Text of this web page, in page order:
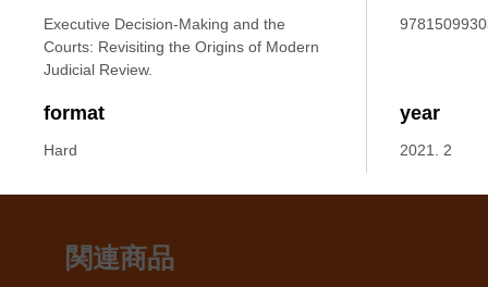
Executive Decision-Making and the
Courts: Revisiting the Origins of Modern
Judicial Review.
format
Hard
year
2021. 2
関連商品